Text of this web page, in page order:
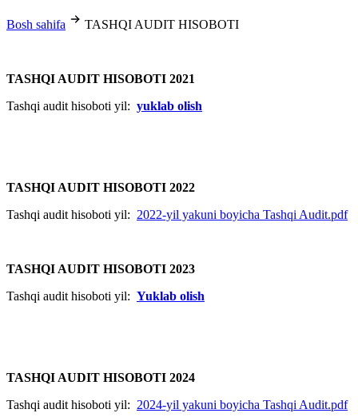
Bosh sahifa TASHQI AUDIT HISOBOTI
TASHQI AUDIT HISOBOTI 2021
Tashqi audit hisoboti yil: yuklab olish
TASHQI AUDIT HISOBOTI 2022
Tashqi audit hisoboti yil: 2022-yil yakuni boyicha Tashqi Audit.pdf
TASHQI AUDIT HISOBOTI 2023
Tashqi audit hisoboti yil: Yuklab olish
TASHQI AUDIT HISOBOTI 2024
Tashqi audit hisoboti yil: 2024-yil yakuni boyicha Tashqi Audit.pdf